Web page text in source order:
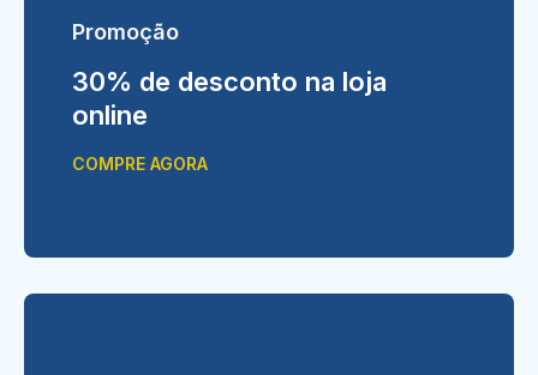
Promoção
30% de desconto na loja
online
COMPRE AGORA